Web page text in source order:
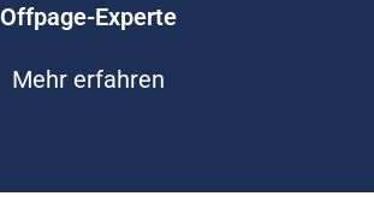
Offpage-Experte
Mehr erfahren